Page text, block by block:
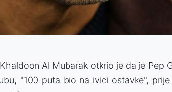
Al Mubarak otkrio je da je Pep
"100 puta bio na ivici ostavke",